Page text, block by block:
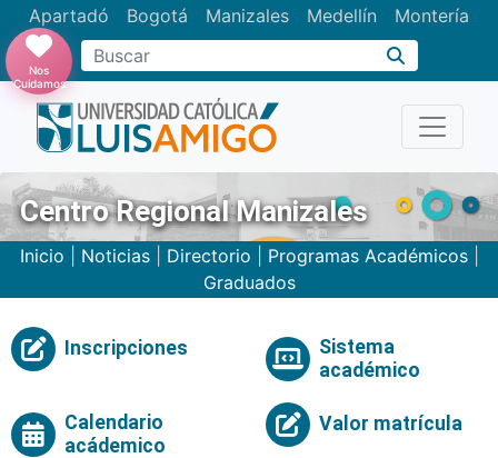
Apartadó Bogotá Manizales Medellín Montería
Nos
Cuidamos
Centro Regional Manizales
Inicio Noticias| Directorio Programas Académicos|
Graduados
Inscripciones
Sistema
académico
Calendario
acádemico
Valor matrícula